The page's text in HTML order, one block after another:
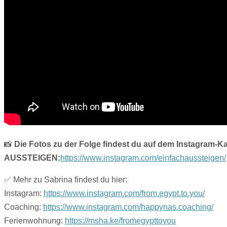
📸 Die Fotos zu der Folge findest du auf dem Instagram-
AUSSTEIGEN:https://www.instagram.com/einfachaussteigen/
✅ Mehr zu Sabrina findest du hier:
Instagram: https://www.instagram.com/from.egypt.to.you/
Coaching: https://www.instagram.com/happynas.coaching/
Ferienwohnung: https://msha.ke/fromegypttoyou